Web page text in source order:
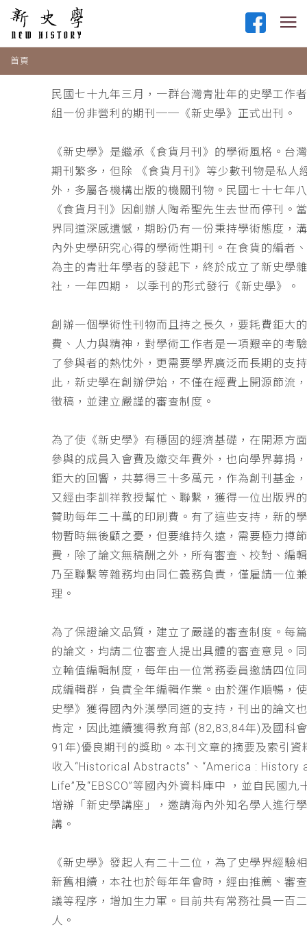
首頁
民國七十九年三月，一群台灣青壯年的史學工作
組一份非營利的期刊──《新史學》正式出刊。
《新史學》是繼承《食貨月刊》的學術風格。台
期刊繁多，但除 《食貨月刊》等少數刊物是私人
外，多屬各機構出版的機關刊物。民國七十七年
《食貨月刊》因創辦人陶希聖先生去世而停刊。
界同道深感遺憾，期盼仍有一份秉持學術態度，
內外史學研究心得的學術性期刊。在食貨的編者
為主的青壯年學者的發起下，終於成立了新史學
社，一年四期， 以季刊的形式發行《新史學》。
創辦一個學術性刊物而且持之長久，要耗費鉅大
費、人力與精神，對學術工作者是一項艱辛的考
了參與者的熱忱外，更需要學界廣泛而長期的支
此，新史學在創辦伊始，不僅在經費上開源節流
徵稿，並建立嚴謹的審查制度。
為了使《新史學》有穩固的經濟基礎，在開源方
參與的成員入會費及繳交年費外，也向學界募捐
鉅大的回響，共募得三十多萬元，作為創刊基金
又經由李訓祥教授幫忙、聯繫，獲得一位出版界
贊助每年二十萬的印刷費。有了這些支持，新的
物暫時無後顧之憂，但要維持久遠，需要極力撙
費，除了論文無稿酬之外，所有審查、校對、編
乃至聯繫等雜務均由同仁義務負責，僅雇請一位
理。
為了保證論文品質，建立了嚴謹的審查制度。每
的論文，均請二位審查人提出具體的審查意見。
立輪值編輯制度，每年由一位常務委員邀請四位
成編輯群，負責全年編輯作業。由於運作順暢，
史學》獲得國內外漢學同道的支持，刊出的論文
肯定，因此連續獲得教育部 (82,83,84年)及國科
91年)優良期刊的獎助。本刊文章的摘要及索引資
收入“Historical Abstracts”、“America : History
Life”及“EBSCO”等國內外資料庫中 ，並自民國九
增辦「新史學講座」，邀請海內外知名學人進行
講。
《新史學》發起人有二十二位，為了史學界經驗
新舊相續，本社也於每年年會時，經由推薦、審
議等程序，增加生力軍。目前共有常務社員一百
人。